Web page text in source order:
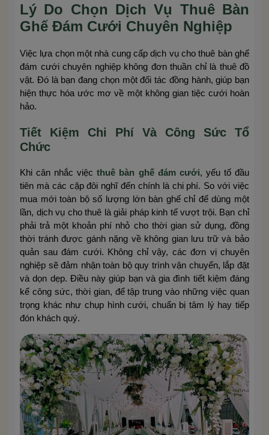
Lý Do Chọn Dịch Vụ Thuê Bàn
Ghế Đám Cưới Chuyên Nghiệp
Việc lựa chọn một nhà cung cấp dịch vụ cho thuê bàn ghế
đám cưới chuyên nghiệp không đơn thuần chỉ là thuê đồ
vật. Đó là bạn đang chọn một đối tác đồng hành, giúp bạn
hiện thực hóa ước mơ về một không gian tiệc cưới hoàn
hảo.
Tiết Kiệm Chi Phí Và Công Sức Tổ
Chức
Khi cân nhắc việcthuê bàn ghế đám cưới, yếu tố đầu
tiên mà các cặp đôi nghĩ đến chính là chi phí. So với việc
mua mới toàn bộ số lượng lớn bàn ghế chỉ để dùng một
lần, dịch vụ cho thuê là giải pháp kinh tế vượt trội. Bạn chỉ
phải trả một khoản phí nhỏ cho thời gian sử dụng, đồng
thời tránh được gánh nặng về không gian lưu trữ và bảo
quản sau đám cưới. Không chỉ vậy, các đơn vị chuyên
nghiệp sẽ đảm nhận toàn bộ quy trình vận chuyển, lắp đặt
và dọn dẹp. Điều này giúp bạn và gia đình tiết kiệm đáng
kể công sức, thời gian, để tập trung vào những việc quan
trọng khác như chụp hình cưới, chuẩn bị tâm lý hay tiếp
đón khách quý.